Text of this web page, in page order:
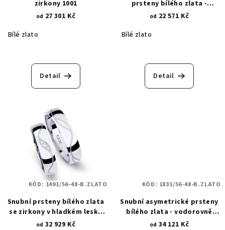
zirkony 1001
od 27 301 Kč
Bílé zlato
Detail
prsteny bílého zlata -
zirkonové osázení 1923
od 22 571 Kč
Bílé zlato
Detail
Snubní prsteny bílého zlata
se zirkony v hladkém lesku
1491
od 32 929 Kč
KÓD: 1491/56-48-B.ZLATO
Snubní asymetrické prsteny
bílého zlata - vodorovně
od 34 121 Kč
KÓD: 1831/56-48-B.ZLATO